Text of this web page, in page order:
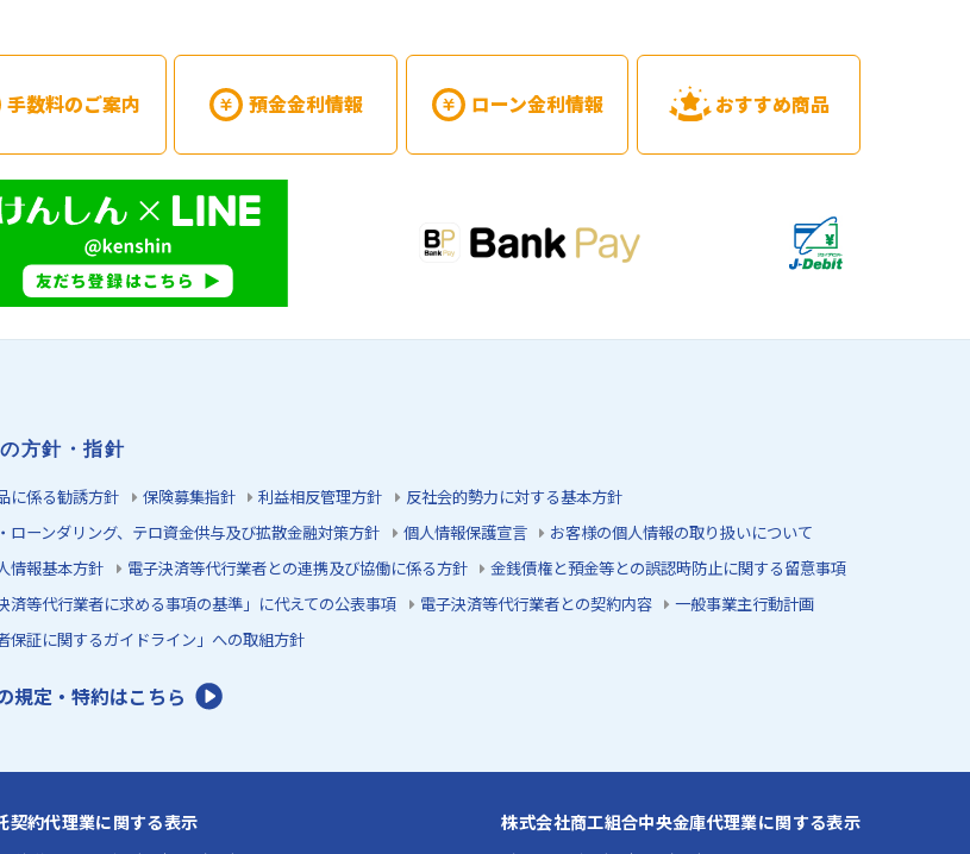
手数料のご案内 預金金利情報 ローン金利情報 おすすめ商品
方針・指針
に係る勧誘方針 保険募集指針 利益相反管理方針
反社会的勢力に対する基本方針
ローンダリング、テロ資金供与及び拡散金融対策方針
個人情報保護宣言
お客様の個人情報の取り扱いについて
情報基本方針
電子決済等代行業者との連携及び協働に係る方針
金銭債権と預金等との誤認時防止に関する留意事項
決済等代行業者に求める事項の基準」に代えての公表事項
電子決済等代行業者との契約内容
一般事業主行動計画
者保証に関するガイドライン」への取組方針
規定・特約はこちら
契約代理業に関する表示 株式会社商工組合中央金庫代理業に関する表示